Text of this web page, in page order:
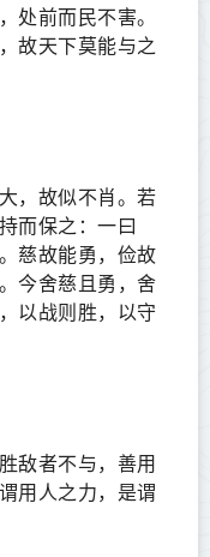
处前而民不害。
故天下莫能与之
，故似不肖。若
而保之：一曰
慈故能勇，俭故
今舍慈且勇，舍
以战则胜，以守
敌者不与，善用
用人之力，是谓